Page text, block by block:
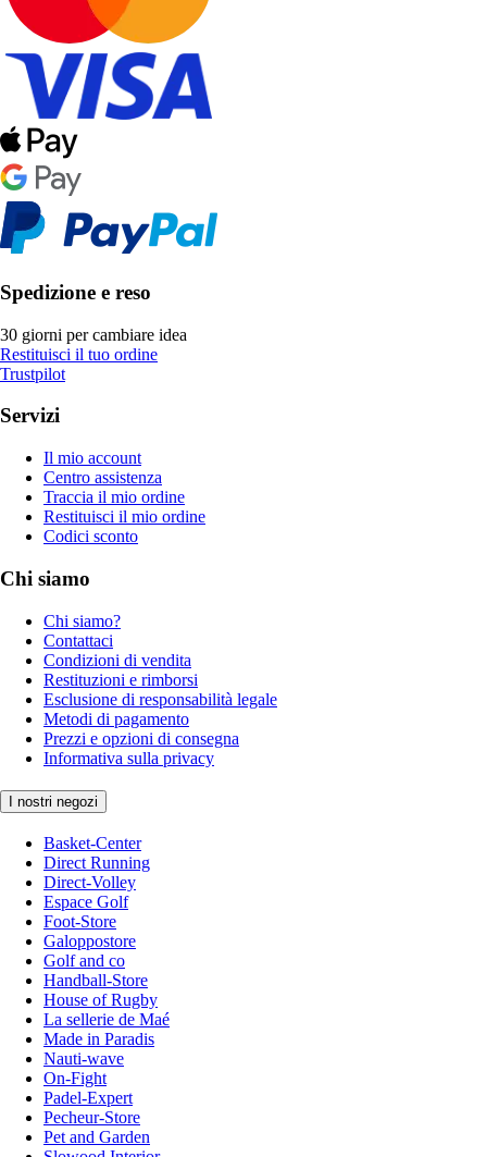
Spedizione e reso
30 giorni per cambiare idea
Restituisci il tuo ordine
Trustpilot
Servizi
Il mio account
Centro assistenza
Traccia il mio ordine
Restituisci il mio ordine
Codici sconto
Chi siamo
Chi siamo?
Contattaci
Condizioni di vendita
Restituzioni e rimborsi
Esclusione di responsabilità legale
Metodi di pagamento
Prezzi e opzioni di consegna
Informativa sulla privacy
I nostri negozi
Basket-Center
Direct Running
Direct-Volley
Espace Golf
Foot-Store
Galoppostore
Golf and co
Handball-Store
House of Rugby
La sellerie de Maé
Made in Paradis
Nauti-wave
On-Fight
Padel-Expert
Pecheur-Store
Pet and Garden